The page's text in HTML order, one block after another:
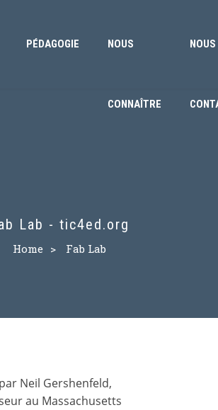
PÉDAGOGIE NOUS
CONNAÎTRE
NOUS
Lab - tic4ed.org
Home > Fab Lab
Neil Gershenfeld,
au Massachusetts